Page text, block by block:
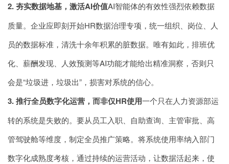
2. 夯实数据地基，激活AI价值AI智能体的有效性强烈依赖数据
质量。企业应即刻开始HR数据治理专项，统一组织、岗位、人
员的数据标准，清洗十余年积累的脏数据。唯有如此，排班优
化、薪酬发现、人效预测等AI功能才能给出精准洞察，否则只
会是“垃圾进，垃圾出”，损害对系统的信心。
3. 推行全员数字化运营，而非仅HR使用一个只在人力资源部运
转的系统是失败的。要从员工入职、自助查询、主管审批、高
管驾驶舱等维度，制定全员推广策略。将系统使用率纳入部门
数字化成熟度考核，通过持续的运营活动，让数据活起来，使